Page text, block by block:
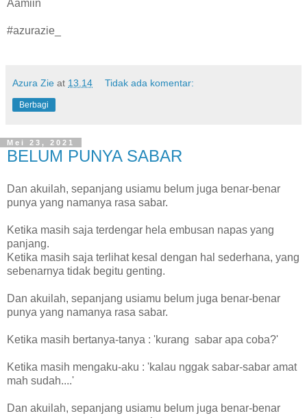
Aamiin
#azurazie_
Azura Zie at 13.14 Tidak ada komentar:
Berbagi
Mei 23, 2021
BELUM PUNYA SABAR
Dan akuilah, sepanjang usiamu belum juga benar-benar
punya yang namanya rasa sabar.
Ketika masih saja terdengar hela embusan napas yang
panjang.
Ketika masih saja terlihat kesal dengan hal sederhana, yang
sebenarnya tidak begitu genting.
Dan akuilah, sepanjang usiamu belum juga benar-benar
punya yang namanya rasa sabar.
Ketika masih bertanya-tanya : 'kurang sabar apa coba?'
Ketika masih mengaku-aku : 'kalau nggak sabar-sabar amat
mah sudah....'
Dan akuilah, sepanjang usiamu belum juga benar-benar